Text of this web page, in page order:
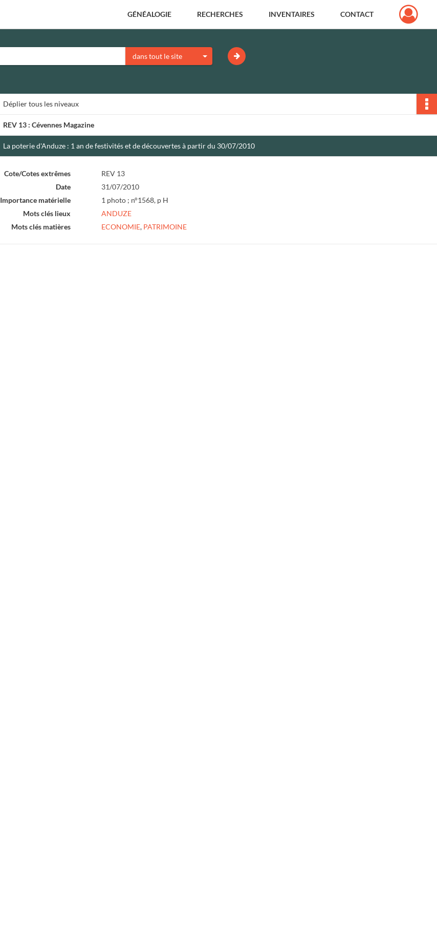
GÉNÉALOGIE RECHERCHES INVENTAIRES CONTACT
dans tout le site
Dépliertous les niveaux
REV 13 : Cévennes Magazine
La poterie d'Anduze : 1 an de festivités et de découvertes à partir du 30/07/2010
Cote/Cotes extrêmes
REV 13
Date
31/07/2010
Importance matérielle
1 photo ; n°1568, p H
Mots clés lieux
ANDUZE
Mots clés matières
ECONOMIE, PATRIMOINE